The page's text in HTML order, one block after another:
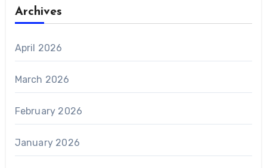
Archives
April 2026
March 2026
February 2026
January 2026